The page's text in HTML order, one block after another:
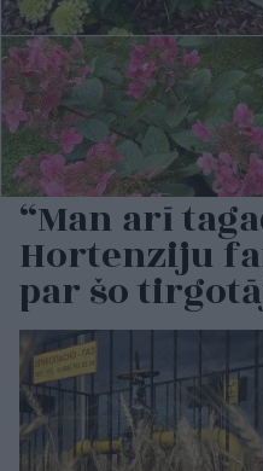
“Man arī
Hortenziju
par šo